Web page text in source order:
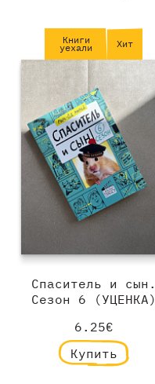
Книги
уехали Хит
Спаситель и сын.
Сезон 6 (УЦЕНКА)
6.25€
Купить